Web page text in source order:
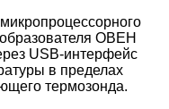
ОВЕН
USB-интерфейс
в пределах
термозонда.